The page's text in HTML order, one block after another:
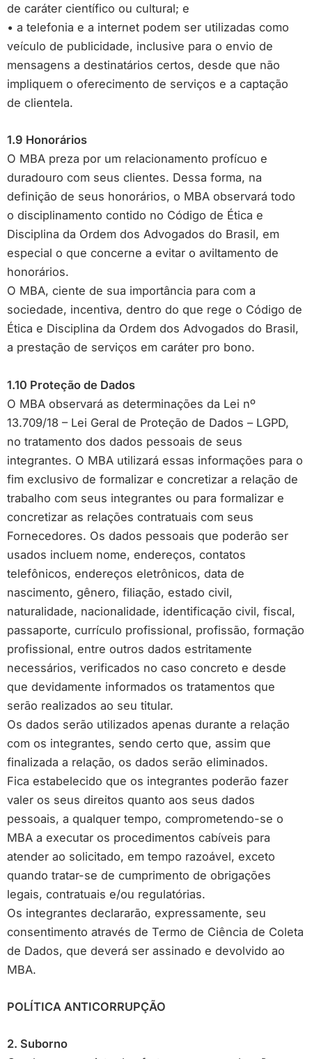
de caráter científico ou cultural; e
• a telefonia e a internet podem ser utilizadas como
veículo de publicidade, inclusive para o envio de
mensagens a destinatários certos, desde que não
impliquem o oferecimento de serviços e a captação
de clientela.
1.9 Honorários
O MBA preza por um relacionamento profícuo e
duradouro com seus clientes. Dessa forma, na
definição de seus honorários, o MBA observará todo
o disciplinamento contido no Código de Ética e
Disciplina da Ordem dos Advogados do Brasil, em
especial o que concerne a evitar o aviltamento de
honorários.
O MBA, ciente de sua importância para com a
sociedade, incentiva, dentro do que rege o Código de
Ética e Disciplina da Ordem dos Advogados do Brasil,
a prestação de serviços em caráter pro bono.
1.10 Proteção de Dados
O MBA observará as determinações da Lei nº
13.709/18 – Lei Geral de Proteção de Dados – LGPD,
no tratamento dos dados pessoais de seus
integrantes. O MBA utilizará essas informações para o
fim exclusivo de formalizar e concretizar a relação de
trabalho com seus integrantes ou para formalizar e
concretizar as relações contratuais com seus
Fornecedores. Os dados pessoais que poderão ser
usados incluem nome, endereços, contatos
telefônicos, endereços eletrônicos, data de
nascimento, gênero, filiação, estado civil,
naturalidade, nacionalidade, identificação civil, fiscal,
passaporte, currículo profissional, profissão, formação
profissional, entre outros dados estritamente
necessários, verificados no caso concreto e desde
que devidamente informados os tratamentos que
serão realizados ao seu titular.
Os dados serão utilizados apenas durante a relação
com os integrantes, sendo certo que, assim que
finalizada a relação, os dados serão eliminados.
Fica estabelecido que os integrantes poderão fazer
valer os seus direitos quanto aos seus dados
pessoais, a qualquer tempo, comprometendo-se o
MBA a executar os procedimentos cabíveis para
atender ao solicitado, em tempo razoável, exceto
quando tratar-se de cumprimento de obrigações
legais, contratuais e/ou regulatórias.
Os integrantes declararão, expressamente, seu
consentimento através de Termo de Ciência de Coleta
de Dados, que deverá ser assinado e devolvido ao
MBA.
POLÍTICA ANTICORRUPÇÃO
2. Suborno